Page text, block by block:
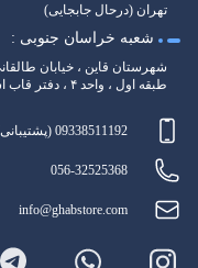
تهران (درحال جابجایی)
شعبه خراسان جنوبی :
شهرستان قاین ، خیابان
طبقه اول ، واحد ۴ ، دفتر قاب استور
09338511192 (پشتیبانی)
056-32525368
info@ghabstore.com